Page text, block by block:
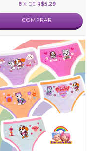
8 X DE R$5,29
COMPRAR